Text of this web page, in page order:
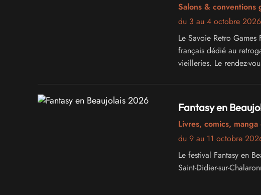
Salons & conventions
du 3 au 4 octobre 2026
Le Savoie Retro
français dédié au
vieilleries. Le rendez-
de magnifiques invités !
Fantasy en
Livres, comics, manga
du 9 au 11 octobre
Le festival Fantasy en
Saint-Didier-sur-